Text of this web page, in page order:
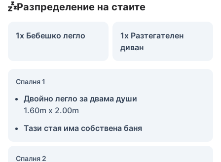
Разпределение на стаите
1x Бебешко легло
1x Разтегателен
диван
Спалня 1
Двойно легло за двама души
1.60m x 2.00m
Тази стая има собствена баня
Спалня 2